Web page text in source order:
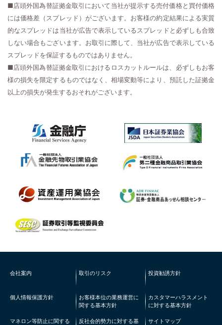
■店頭外国為替証拠金取引において当社が提示する売付価格と買付価格
には価格差（スプレッド）がございます。お客様の約定結果による実質
的なスプレッドは当社が広告で表示しているスプレッドと必ずしも合致
しない場合もございます。お取引に際して、当社が広告で表示している
スプレッドを保証するものではありません。
■店頭外国為替証拠金取引におけるロスカットルールは、必ずしもお客
様の損失を限定するものではなく、相場変動等により、預託した証拠金
以上の損失が発生するおそれがございます。
会社案内 取引のリスク 投資勧誘方針
個人情報保護方針
お客様本位の業務運営に
関する基本方針
カスタマーハラスメント
に対する基本方針
マネロン等防止に関する
反社会的勢力に対する基
サイトマップ